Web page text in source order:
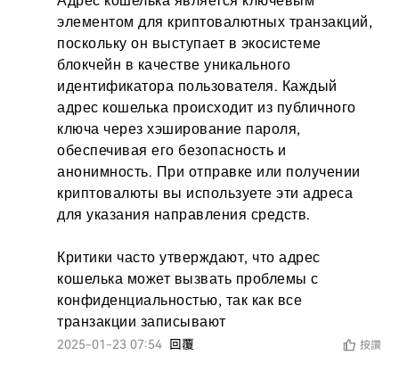
элементом для криптовалютных транзакций,
поскольку он выступает в экосистеме
блокчейн в качестве уникального
идентификатора пользователя. Каждый
адрес кошелька происходит из публичного
ключа через хэширование пароля,
обеспечивая его безопасность и
анонимность. При отправке или получении
криптовалюты вы используете эти адреса
для указания направления средств.
Критики часто утверждают, что адрес
кошелька может вызвать проблемы с
конфиденциальностью, так как все
транзакции записывают
2025-01-23 07:54 回覆 按讚